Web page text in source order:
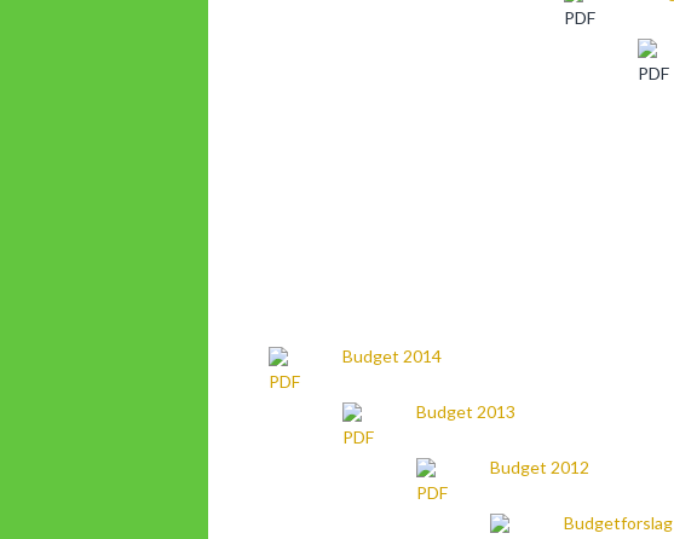
Budget 2014
Budget 2013
Budget 2012
Budgetforslag